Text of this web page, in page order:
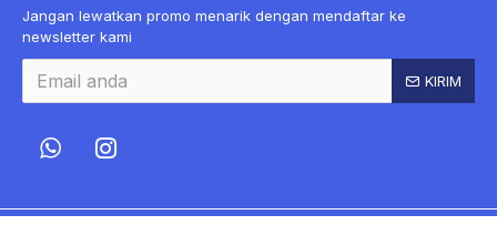
Jangan lewatkan promo menarik dengan mendaftar ke
newsletter kami
KIRIM